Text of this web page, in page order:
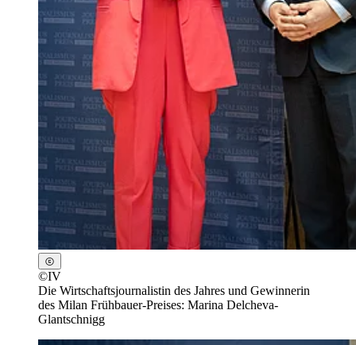
©IV
Die Wirtschaftsjournalistin des Jahres und Gewinnerin
des Milan Frühbauer-Preises: Marina Delcheva-
Glantschnigg